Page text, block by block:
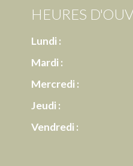
HEURES
Lundi :
Mardi :
Mercredi :
Jeudi :
Vendredi :